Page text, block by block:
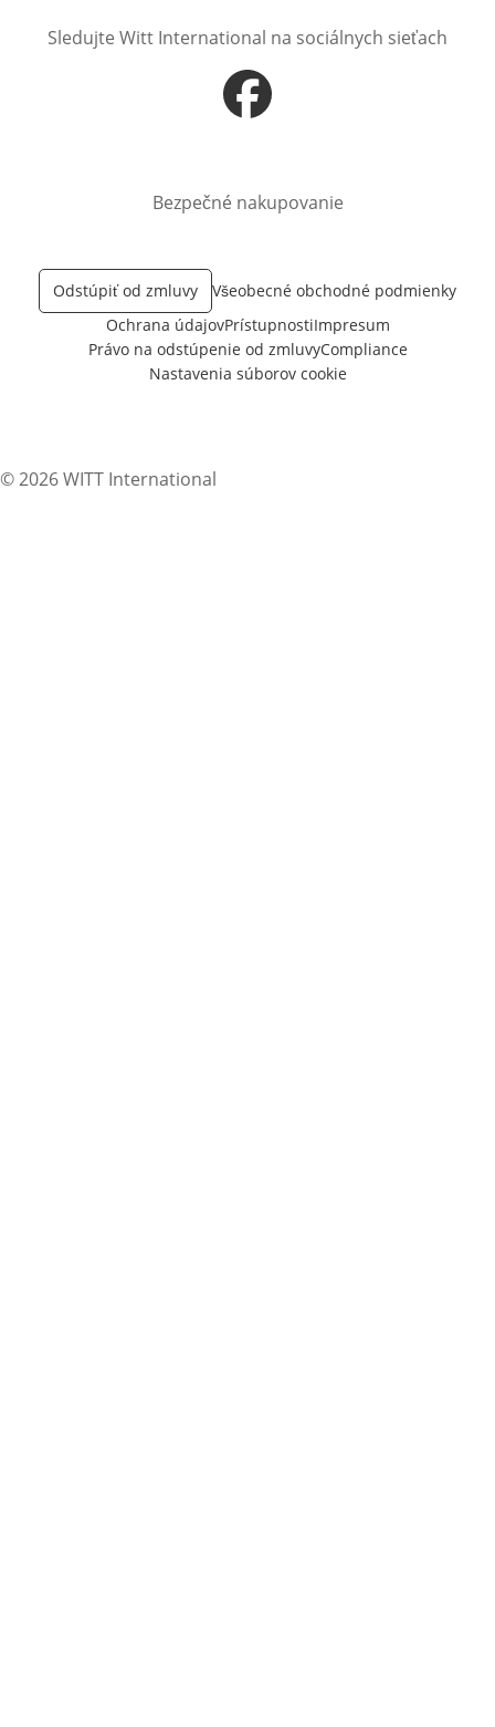
Sledujte Witt International na sociálnych sieťach
Otvorí sa vnovom okne
Bezpečné nakupovanie
Odstúpiť od zmluvy
Všeobecné obchodné podmienky
Ochrana údajovPrístupnostiImpresum
Právo na odstúpenie od zmluvyCompliance
Nastavenia súborov cookie
© 2026 WITT International